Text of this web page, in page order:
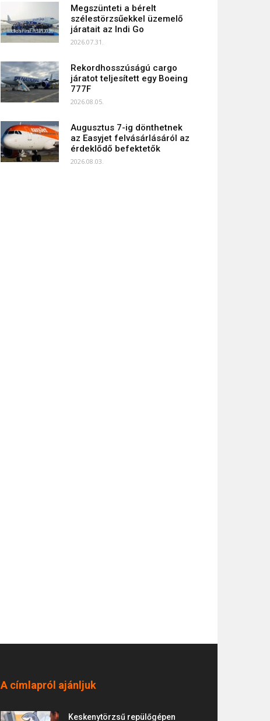
Megszünteti a bérelt
szélestörzsűekkel üzemelő
járatait az Indi Go
2026.07.31.
Rekordhosszúságú cargo
járatot teljesített egy Boeing
777F
2026.08.05.
Augusztus 7-ig dönthetnek
az Easyjet felvásárlásáról az
érdeklődő befektetők
2026.08.03.
A címlapról ajánljuk
Keskenytörzsű repülőgépen